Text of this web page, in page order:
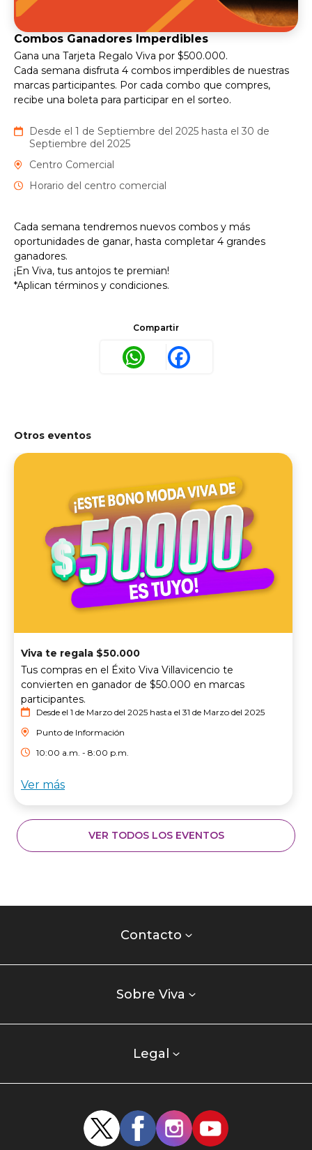
Combos Ganadores Imperdibles
Gana una Tarjeta Regalo Viva por $500.000.
Cada semana disfruta 4 combos imperdibles de nuestras
marcas participantes. Por cada combo que compres,
recibe una boleta para participar en el sorteo.
Desde el 1 de Septiembre del 2025 hasta el 30 de
Septiembre del 2025
Centro Comercial
Horario del centro comercial
Cada semana tendremos nuevos combos y más
oportunidades de ganar, hasta completar 4 grandes
ganadores.
¡En Viva, tus antojos te premian!
*Aplican términos y condiciones.
Compartir
WhatsAppFacebook
Otros eventos
Viva te regala $50.000
Tus compras en el Éxito Viva Villavicencio te
convierten en ganador de $50.000 en marcas
participantes.
Desde el 1 de Marzo del 2025 hasta el 31 de Marzo del 2025
Punto de Información
10:00 a.m. - 8:00 p.m.
Ver más
VER TODOS LOS EVENTOS
Contacto
Sobre Viva
Legal